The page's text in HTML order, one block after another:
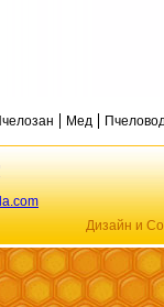
Мед
Дизайн и